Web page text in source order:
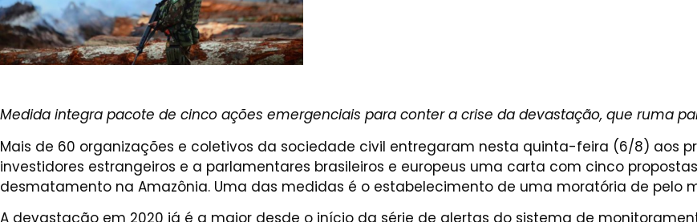
Medida integra pacote de cinco ações emergenciais para conter a crise da devastação, que ruma
Mais de 60 organizações e coletivos da sociedade civil entregaram nesta quinta-feira (6/8) aos
investidores estrangeiros e a parlamentares brasileiros e europeus uma carta com cinco
desmatamento na Amazônia. Uma das medidas é o estabelecimento de uma moratória de pelo
A devastação em 2020 já é a maior desde o início da série de alertas do sistema de